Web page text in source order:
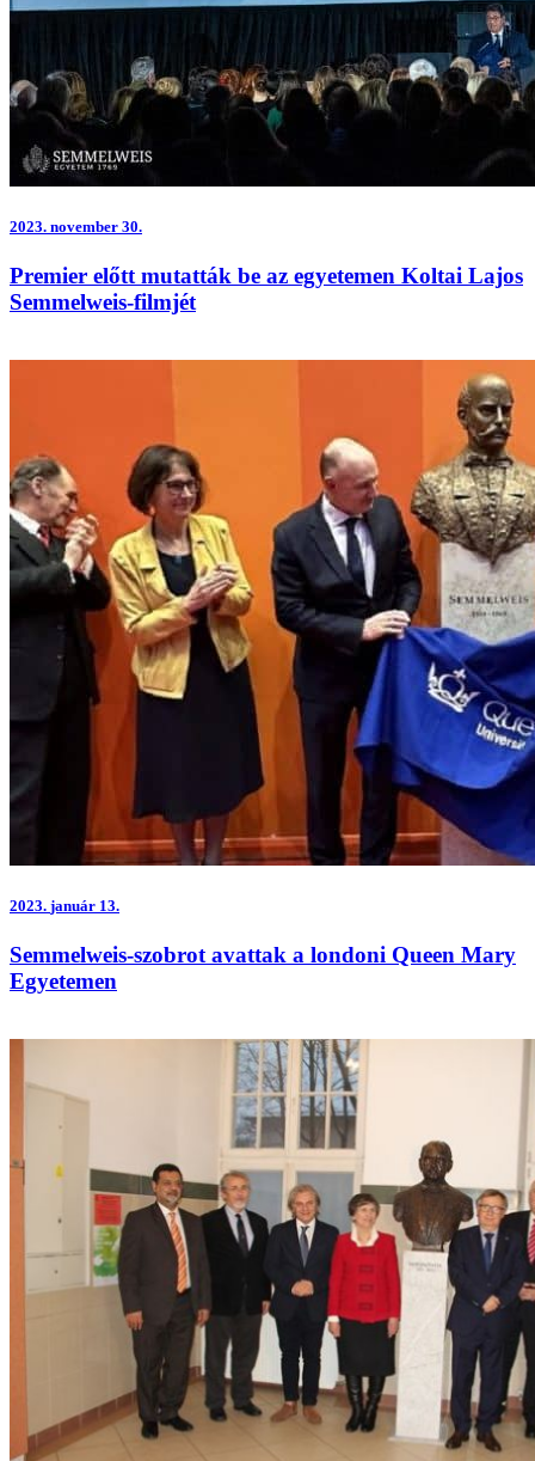
2023. november 30.
Premier előtt mutatták be az egyetemen Koltai Lajos
Semmelweis-filmjét
2023. január 13.
Semmelweis-szobrot avattak a londoni Queen Mary
Egyetemen